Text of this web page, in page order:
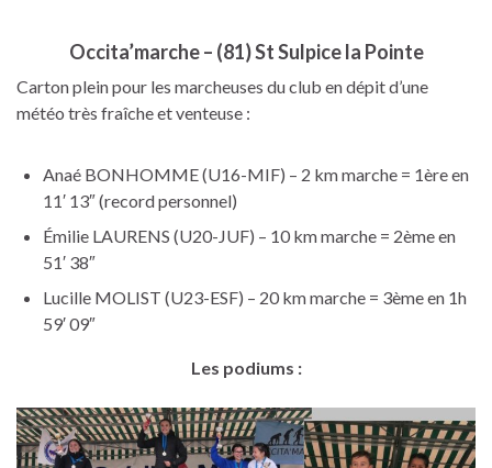
Occita’marche – (81) St Sulpice la Pointe
Carton plein pour les marcheuses du club en dépit d’une
météo très fraîche et venteuse :
Anaé BONHOMME (U16-MIF) – 2 km marche = 1ère en
11′ 13″ (record personnel)
Émilie LAURENS (U20-JUF) – 10 km marche = 2ème en
51′ 38″
Lucille MOLIST (U23-ESF) – 20 km marche = 3ème en 1h
59′ 09″
Les podiums :